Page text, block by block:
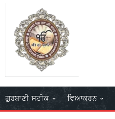
ਗੁਰਬਾਣੀ ਸਟੀਕ ਵਿਆਕਰਨ